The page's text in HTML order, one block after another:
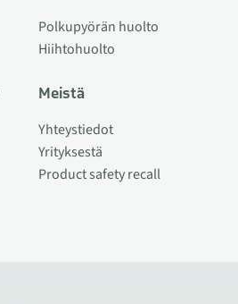
Polkupyörän huolto
Hiihtohuolto
Meistä
Yhteystiedot
Yrityksestä
Product safety recall